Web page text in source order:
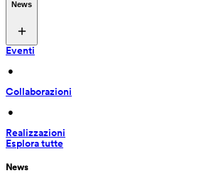
News
Eventi
•
Collaborazioni
•
Realizzazioni
Esplora tutte
News